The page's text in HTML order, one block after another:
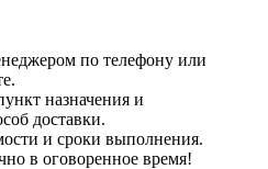
по телефону или
назначения и
доставки.
и сроки выполнения.
в оговоренное время!